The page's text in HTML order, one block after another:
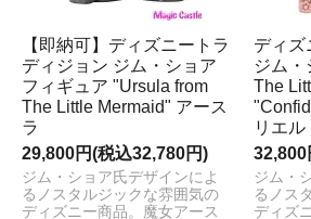
【即納可】ディズニートラ
ディジョン ジム・ショア
フィギュア "Ursula from
The Little Mermaid" アース
ラ
29,800円(税込32,780円)
ジム・ショア氏デザインによ
るノスタルジックな雰囲気の
ディズニー商品。魔女アース
ディズ
ジム・
The
リエル
32,800
ジム・
るノス
ディズ